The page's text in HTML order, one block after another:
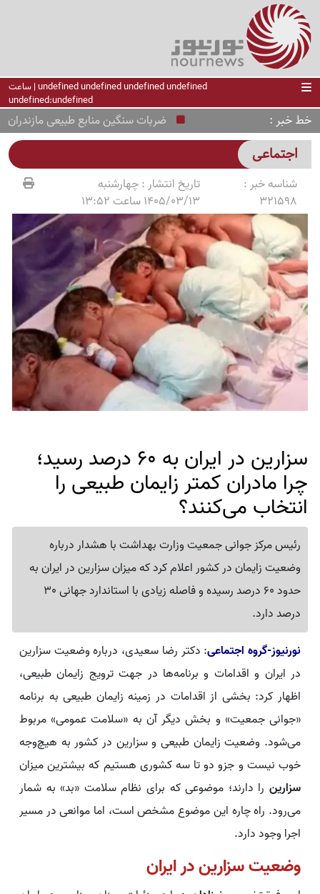
undefined undefined undefined undefined | ساعت
undefined:undefined
خط خبر ضربات سنگین منابع طبیعی مازندران به
اجتماعی
شناسه خبر :
321598
تاریخ انتشار :چهارشنبه
1405/03/13 ساعت 13:52
سزارین در ایران به 60 درصد رسید؛
چرا مادران کمتر زایمان طبیعی را
انتخاب می‌کنند؟
رئیس مرکز جوانی جمعیت وزارت بهداشت با هشدار درباره
وضعیت زایمان در کشور اعلام کرد که میزان سزارین در ایران به
حدود 60 درصد رسیده و فاصله زیادی با استاندارد جهانی 30
درصد دارد.
نورنیوز-گروه اجتماعی: دکتر رضا سعیدی، درباره وضعیت سزارین
در ایران و اقدامات و برنامه‌ها در جهت ترویج زایمان طبیعی،
اظهار کرد: بخشی از اقدامات در زمینه زایمان طبیعی به برنامه
«جوانی جمعیت» و بخش دیگر آن به «سلامت عمومی» مربوط
می‌شود. وضعیت زایمان طبیعی و سزارین در کشور به هیچ‌وجه
خوب نیست و جزو دو تا سه کشوری هستیم که بیشترین میزان
سزارین را دارند؛ موضوعی که برای نظام سلامت «بد» به شمار
می‌رود. راه‌ چاره این موضوع مشخص است، اما موانعی در مسیر
اجرا وجود دارد.
وضعیت سزارین در ایران